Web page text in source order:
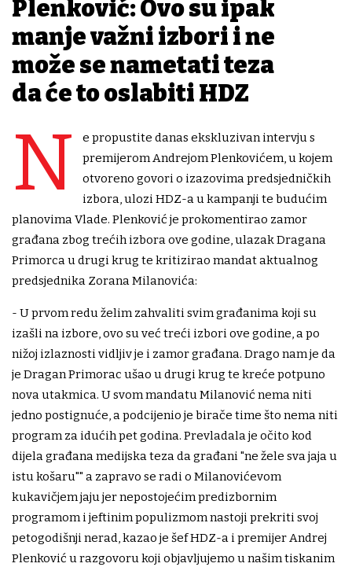
Plenković: Ovo su ipak
manje važni izbori i ne
može se nametati teza
da će to oslabiti HDZ
N
e propustite danas ekskluzivan intervju s
premijerom Andrejom Plenkovićem, u kojem
otvoreno govori o izazovima predsjedničkih
izbora, ulozi HDZ-a u kampanji te budućim
planovima Vlade. Plenković je prokomentirao zamor
građana zbog trećih izbora ove godine, ulazak Dragana
Primorca u drugi krug te kritizirao mandat aktualnog
predsjednika Zorana Milanovića:
- U prvom redu želim zahvaliti svim građanima koji su
izašli na izbore, ovo su već treći izbori ove godine, a po
nižoj izlaznosti vidljiv je i zamor građana. Drago nam je da
je Dragan Primorac ušao u drugi krug te kreće potpuno
nova utakmica. U svom mandatu Milanović nema niti
jedno postignuće, a podcijenio je birače time što nema niti
program za idućih pet godina. Prevladala je očito kod
dijela građana medijska teza da građani "ne žele sva jaja u
istu košaru"" a zapravo se radi o Milanovićevom
kukavičjem jaju jer nepostojećim predizbornim
programom i jeftinim populizmom nastoji prekriti svoj
petogodišnji nerad, kazao je šef HDZ-a i premijer Andrej
Plenković u razgovoru koji objavljujemo u našim tiskanim